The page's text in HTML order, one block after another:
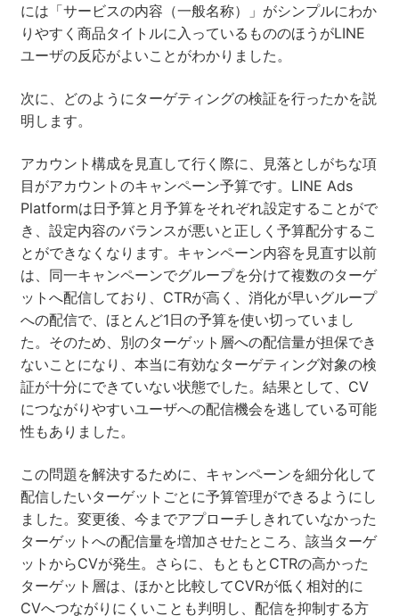
には「サービスの内容（一般名称）」がシンプルにわか
りやすく商品タイトルに入っているもののほうがLINE
ユーザの反応がよいことがわかりました。
次に、どのようにターゲティングの検証を行ったかを説
明します。
アカウント構成を見直して行く際に、見落としがちな項
目がアカウントのキャンペーン予算です。LINE Ads
Platformは日予算と月予算をそれぞれ設定することがで
き、設定内容のバランスが悪いと正しく予算配分するこ
とができなくなります。キャンペーン内容を見直す以前
は、同一キャンペーンでグループを分けて複数のターゲ
ットへ配信しており、CTRが高く、消化が早いグループ
への配信で、ほとんど1日の予算を使い切っていまし
た。そのため、別のターゲット層への配信量が担保でき
ないことになり、本当に有効なターゲティング対象の検
証が十分にできていない状態でした。結果として、CV
につながりやすいユーザへの配信機会を逃している可能
性もありました。
この問題を解決するために、キャンペーンを細分化して
配信したいターゲットごとに予算管理ができるようにし
ました。変更後、今までアプローチしきれていなかった
ターゲットへの配信量を増加させたところ、該当ターゲ
ットからCVが発生。さらに、もともとCTRの高かった
ターゲット層は、ほかと比較してCVRが低く相対的に
CVへつながりにくいことも判明し、配信を抑制する方